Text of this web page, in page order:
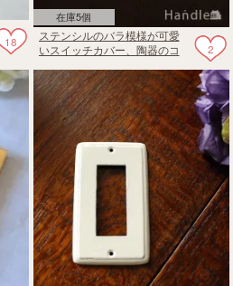
18
在庫5個
2
ステンシルのバラ模様が可愛
いスイッチカバー、陶器のコ